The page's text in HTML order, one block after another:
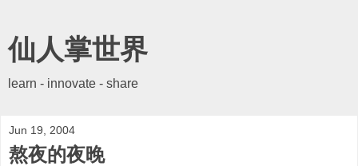
仙人掌世界
learn - innovate - share
Jun 19, 2004
熬夜的夜晚